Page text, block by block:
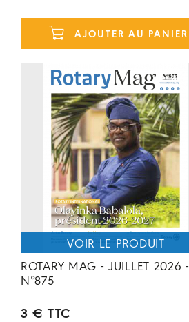
AJOUTER AU PANIER
ROTARY MAG - JUILLET 2026 -
N°875
3 € TTC